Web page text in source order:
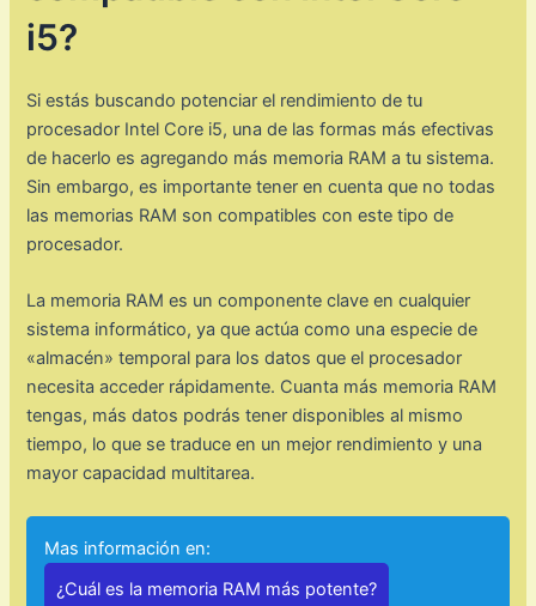
i5?
Si estás buscando potenciar el rendimiento de tu
procesador Intel Core i5, una de las formas más efectivas
de hacerlo es agregando más memoria RAM a tu sistema.
Sin embargo, es importante tener en cuenta que no todas
las memorias RAM son compatibles con este tipo de
procesador.
La memoria RAM es un componente clave en cualquier
sistema informático, ya que actúa como una especie de
«almacén» temporal para los datos que el procesador
necesita acceder rápidamente. Cuanta más memoria RAM
tengas, más datos podrás tener disponibles al mismo
tiempo, lo que se traduce en un mejor rendimiento y una
mayor capacidad multitarea.
Mas información en:
¿Cuál es la memoria RAM más potente?